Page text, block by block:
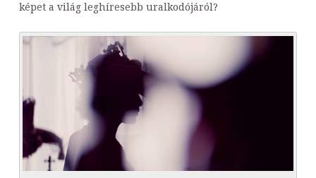
képet a világ leghíresebb uralkodójáról?